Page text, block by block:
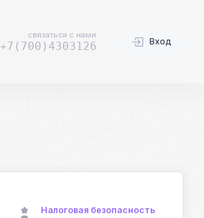
связаться с нами
+7(700)4303126 Вход
Налоговая безопасность